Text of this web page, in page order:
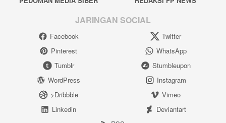
JARINGAN SOCIAL
Facebook
Twitter
Pinterest
WhatsApp
Tumblr
Stumbleupon
WordPress
Instagram
>Dribbble
Vimeo
Linkedin
Deviantart